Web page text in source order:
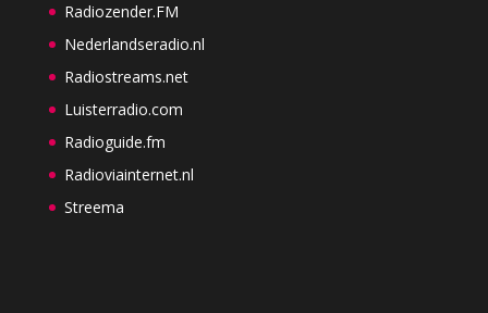
Radiozender.FM
Nederlandseradio.nl
Radiostreams.net
Luisterradio.com
Radioguide.fm
Radioviainternet.nl
Streema